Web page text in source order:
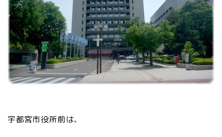
宇都宮市役所前は、